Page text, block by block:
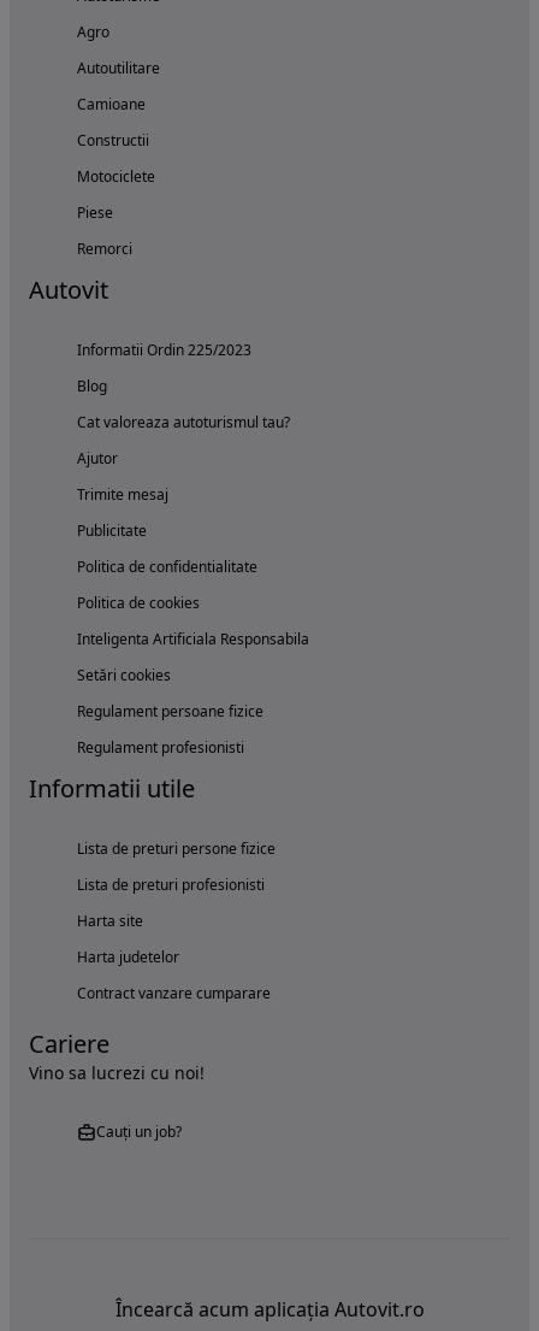
Agro
Autoutilitare
Camioane
Constructii
Motociclete
Piese
Remorci
Autovit
Informatii Ordin 225/2023
Blog
Cat valoreaza autoturismul tau?
Ajutor
Trimite mesaj
Publicitate
Politica de confidentialitate
Politica de cookies
Inteligenta Artificiala Responsabila
Setări cookies
Regulament persoane fizice
Regulament profesionisti
Informatii utile
Lista de preturi persone fizice
Lista de preturi profesionisti
Harta site
Harta judetelor
Contract vanzare cumparare
Cariere
Vino sa lucrezi cu noi!
Cauți un job?
Încearcă acum aplicația Autovit.ro